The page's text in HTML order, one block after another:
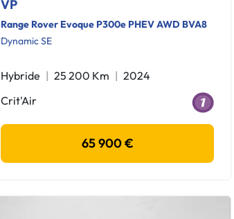
VP
Range Rover Evoque P300e PHEV AWD BVA8
Dynamic SE
Hybride 25 200 Km
2024
Crit'Air
65 900 €